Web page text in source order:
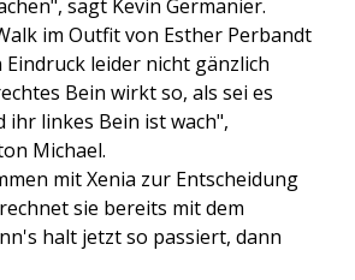
sagt Kevin Germanier.
im Outfit von Esther Perbandt
Eindruck leider nicht gänzlich
Bein wirkt so, als sei es
ihr linkes Bein ist wach",
Michael.
mit Xenia zur Entscheidung
sie bereits mit dem
halt jetzt so passiert, dann